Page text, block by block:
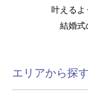
叶えるよ
結婚式
エリアから探す